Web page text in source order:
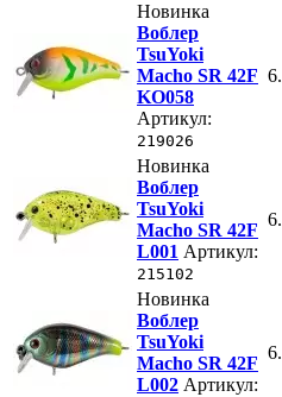
Новинка
Воблер
TsuYoki
Macho SR 42F
KO058
Артикул:
219026
Новинка
Воблер
TsuYoki
Macho SR 42F
L001 Артикул:
215102
Новинка
Воблер
TsuYoki
Macho SR 42F
L002 Артикул: